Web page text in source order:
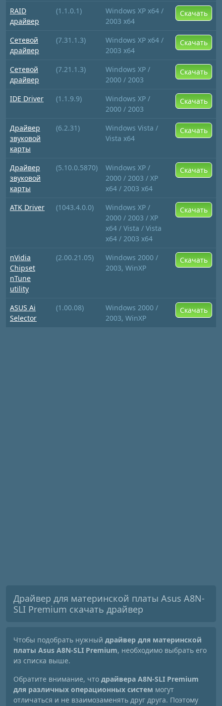
RAID
драйвер
(1.1.0.1)
Windows XP x64 /
2003 x64
Скачать
Сетевой
драйвер
(7.31.1.3)
Windows XP x64 /
2003 x64
Скачать
Сетевой
драйвер
(7.21.1.3)
Windows XP /
2000 / 2003
Скачать
IDE Driver (1.1.9.9)
Windows XP /
2000 / 2003
Скачать
Драйвер
звуковой
карты
(6.2.31)
Windows Vista /
Vista x64
Скачать
Драйвер
звуковой
карты
(5.10.0.5870)
Windows XP /
2000 / 2003 / XP
x64 / 2003 x64
Скачать
ATK Driver (1043.4.0.0)
Windows XP /
2000 / 2003 / XP
x64 / Vista / Vista
x64 / 2003 x64
Скачать
nVidia
Chipset
nTune
utility
(2.00.21.05)
Windows 2000 /
2003, WinXP
Скачать
ASUS Ai
Selector
(1.00.08)
Windows 2000 /
2003, WinXP
Скачать
Драйвер для материнской платы Asus A8N-
SLI Premium скачать драйвер
Чтобы подобрать нужный драйвер для материнской
платы Asus A8N-SLI Premium, необходимо выбрать его
из списка выше.
Обратите внимание, что драйвера A8N-SLI Premium
для различных операционных систем могут
отличаться и не взаимозаменять друг друга. Поэтому